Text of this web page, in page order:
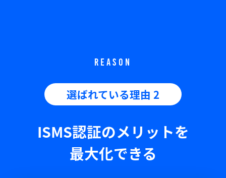
REASON
選ばれている理由 2
ISMS認証のメリットを
最大化できる